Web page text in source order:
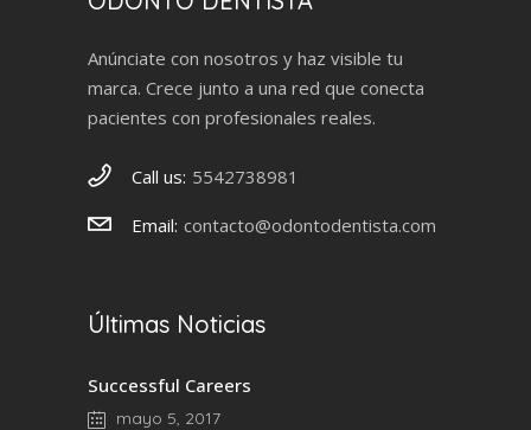
Anúnciate con nosotros y haz visible tu
marca. Crece junto a una red que conecta
pacientes con profesionales reales.
Call us: 5542738981
Email: contacto@odontodentista.com
Últimas Noticias
Successful Careers
mayo 5, 2017